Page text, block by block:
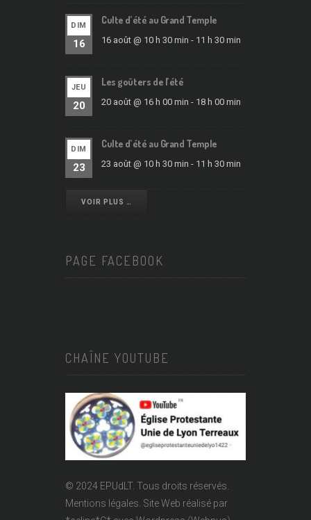
DIM
16
Culte d’été au Grand Temple
16 août @ 10 h 30 min - 11 h 30 min
JEU
20
Les goûters de l’été
20 août @ 16 h 00 min - 18 h 00 min
DIM
23
Culte d’été au Grand Temple
23 août @ 10 h 30 min - 11 h 30 min
VOIR PLUS …
PAGE FACEBOOK
CHAÎNE YOUTUBE
© 2024 EPUdLT. Tous droits réservés.
Mentions légales. Site Web réalisé par